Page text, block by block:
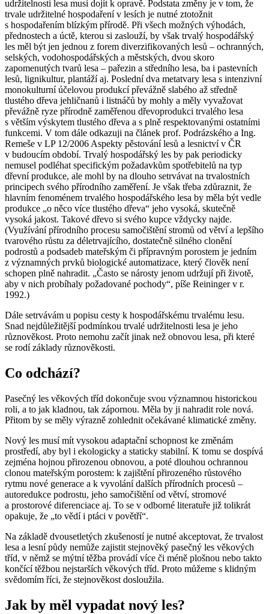
udržitelnosti lesa musí dojít k opravě. Podstata změny je v tom, že
trvale udržitelné hospodaření v lesích je nutné ztotožnit
s hospodařením blízkým přírodě. Při všech možných výhodách,
přednostech a úctě, kterou si zaslouží, by však trvalý hospodářský
les měl být jen jednou z forem diverzifikovaných lesů – ochranných,
selských, vodohospodářských a městských, dvou skoro
zapomenutých tvarů lesa – pařezin a středního lesa, ba i pastevních
lesů, lignikultur, plantáží aj. Poslední dva metatvary lesa s intenzivní
monokulturní účelovou produkcí převážně slabého až středně
tlustého dřeva jehličnanů i listnáčů by mohly a měly vyvažovat
převážně ryze přírodně zaměřenou dřevoprodukci trvalého lesa
s větším výskytem tlustého dřeva a s plně respektovanými ostatními
funkcemi. V tom dále odkazuji na článek prof. Podrázského a Ing.
Remeše v LP 12/2006 Aspekty pěstování lesů a lesnictví v ČR
v budoucím období. Trvalý hospodářský les by pak periodicky
nemusel podléhat specifickým požadavkům spotřebitelů na typ
dřevní produkce, ale mohl by na dlouho setrvávat na trvalostních
principech svého přírodního zaměření. Je však třeba zdůraznit, že
hlavním fenoménem trvalého hospodářského lesa by měla být vedle
produkce „o něco více tlustého dřeva“ jeho vysoká, skutečně
vysoká jakost. Takové dřevo si svého kupce vždycky najde.
(Využívání přírodního procesu samočištění stromů od větví a lepšího
tvarového růstu za déletrvajícího, dostatečně silného clonění
podrostů a podsadeb mateřským či přípravným porostem je jedním
z významných prvků biologické automatizace, který člověk není
schopen plně nahradit. „Často se nárosty jenom udržují při životě,
aby v nich probíhaly požadované pochody“, píše Reininger v r.
1992.)
Dále setrvávám u popisu cesty k hospodářskému trvalému lesu.
Snad nejdůležitější podmínkou trvalé udržitelnosti lesa je jeho
různověkost. Proto nemohu začít jinak než obnovou lesa, při které
se rodí základy různověkosti.
Co odchází?
Pasečný les věkových tříd dokončuje svou významnou historickou
roli, a to jak kladnou, tak zápornou. Měla by ji nahradit role nová.
Přitom by se měly výrazně zohlednit očekávané klimatické změny.
Nový les musí mít vysokou adaptační schopnost ke změnám
prostředí, aby byl i ekologicky a staticky stabilní. K tomu se dospívá
zejména hojnou přirozenou obnovou, a poté dlouhou ochrannou
clonou mateřským porostem: k zajištění přirozeného růstového
rytmu nové generace a k vyvolání dalších přírodních procesů –
autoredukce podrostu, jeho samočištění od větví, stromové
a prostorové diferenciace aj. To se v odborné literatuře již tolikrát
opakuje, že „to vědí i ptáci v povětří“.
Na základě dvousetletých zkušeností je nutné akceptovat, že trvalost
lesa a lesní půdy nemůže zajistit stejnověký pasečný les věkových
tříd, v němž se mýtní těžba provádí více či méně plošnou nebo takto
končící těžbou nejstarších věkových tříd. Proto můžeme s klidným
svědomím říci, že stejnověkost dosloužila.
Jak by měl vypadat nový les?